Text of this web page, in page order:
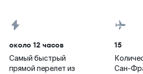
около 12 часов
Самый быстрый
прямой перелет из
15
Сан-